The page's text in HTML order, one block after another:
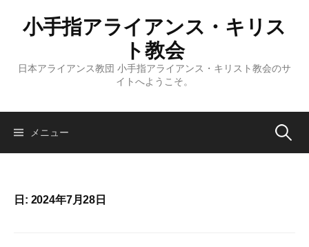
ス
小手指アライアンス・キリス
ト教会
日本アライアンス教団 小手指アライアンス・キリスト教会のサ
イトへようこそ。
メニュー 検
日: 2024年7月28日